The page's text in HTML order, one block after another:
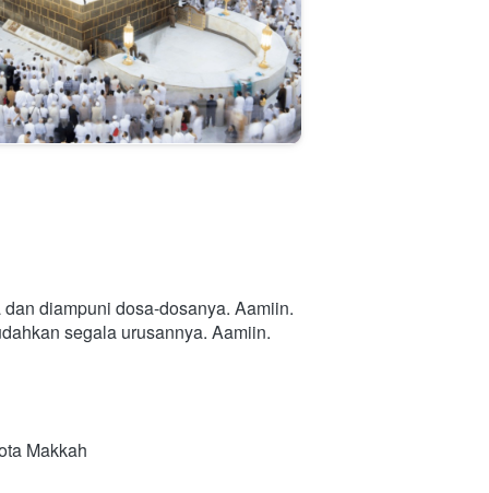
diampuni dosa-dosanya. Aamiin.
segala urusannya. Aamiin.
Makkah